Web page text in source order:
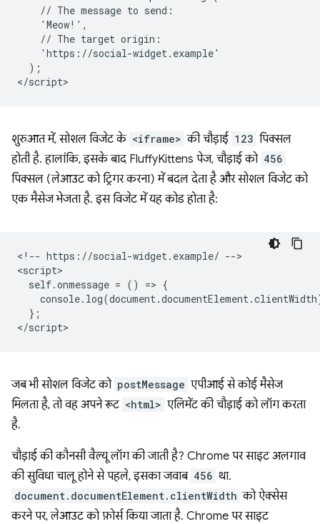
    // The message to send:
    'Meow!',
    // The target origin:
    'https://social-widget.example'
  );
शुरुआत में, सोशल विजेट के <iframe> की चौड़ाई 123 पिक्सल
होती है. हालांकि, इसके बाद FluffyKittens पेज, चौड़ाई को 456
पिक्सल (लेआउट को ट्रिगर करना) में बदल देता है और सोशल विजेट को
एक मैसेज भेजता है. इस विजेट में यह कोड होता है:
<!-- https://social-widget.example/ -->
<script>
  self.onmessage = () => {
  };
जब भी सोशल विजेट को postMessage एपीआई से कोई मैसेज
मिलता है, तो वह अपने रूट <html> एलिमेंट की चौड़ाई को लॉग करता
है.
चौड़ाई की कौनसी वैल्यू लॉग की जाती है? Chrome पर साइट अलगाव
की सुविधा चालू होने से पहले, इसका जवाब 456 था.
document.documentElement.clientWidth को ऐक्सेस
करने पर, लेआउट को फ़ोर्स किया जाता है. Chrome पर साइट